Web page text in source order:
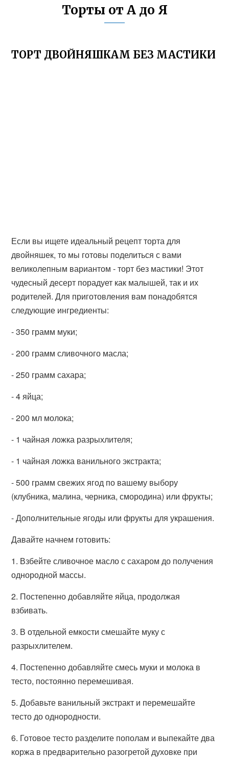
Торты от А до Я
ТОРТ ДВОЙНЯШКАМ БЕЗ МАСТИКИ
Если вы ищете идеальный рецепт торта для
двойняшек, то мы готовы поделиться с вами
великолепным вариантом - торт без мастики! Этот
чудесный десерт порадует как малышей, так и их
родителей. Для приготовления вам понадобятся
следующие ингредиенты:
- 350 грамм муки;
- 200 грамм сливочного масла;
- 250 грамм сахара;
- 4 яйца;
- 200 мл молока;
- 1 чайная ложка разрыхлителя;
- 1 чайная ложка ванильного экстракта;
- 500 грамм свежих ягод по вашему выбору
(клубника, малина, черника, смородина) или фрукты;
- Дополнительные ягоды или фрукты для украшения.
Давайте начнем готовить:
1. Взбейте сливочное масло с сахаром до получения
однородной массы.
2. Постепенно добавляйте яйца, продолжая
взбивать.
3. В отдельной емкости смешайте муку с
разрыхлителем.
4. Постепенно добавляйте смесь муки и молока в
тесто, постоянно перемешивая.
5. Добавьте ванильный экстракт и перемешайте
тесто до однородности.
6. Готовое тесто разделите пополам и выпекайте два
коржа в предварительно разогретой духовке при